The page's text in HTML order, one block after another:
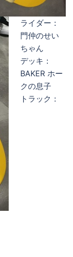
ライダー：
門仲のせい
ちゃん
デッキ：
BAKER ホー
クの息子
トラック：